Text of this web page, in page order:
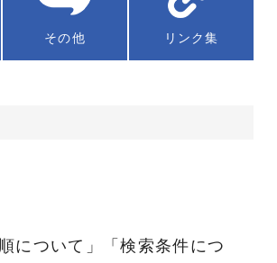
その他 リンク集
について」「検索条件につ